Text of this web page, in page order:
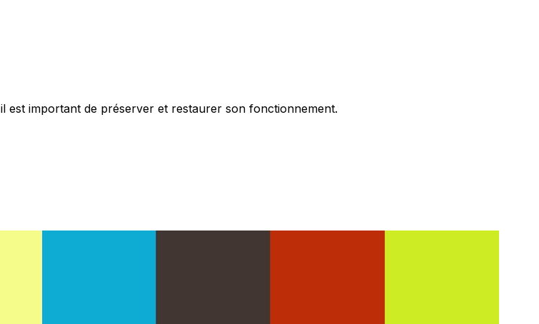
est important de préserver et restaurer son fonctionnement.